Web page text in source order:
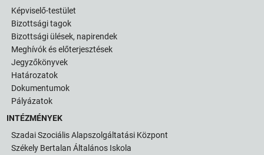
Képviselő-testület
Bizottsági tagok
Bizottsági ülések, napirendek
Meghívók és előterjesztések
Jegyzőkönyvek
Határozatok
Dokumentumok
Pályázatok
INTÉZMÉNYEK
Szadai Szociális Alapszolgáltatási Központ
Székely Bertalan Általános Iskola